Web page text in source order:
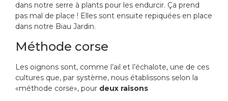
dans notre serre à plants pour les endurcir. Ça prend
pas mal de place ! Elles sont ensuite repiquées en place
dans notre Biau Jardin.
Méthode corse
Les oignons sont, comme l’ail et l’échalote, une de ces
cultures que, par système, nous établissons selon la
«méthode corse», pour deux raisons